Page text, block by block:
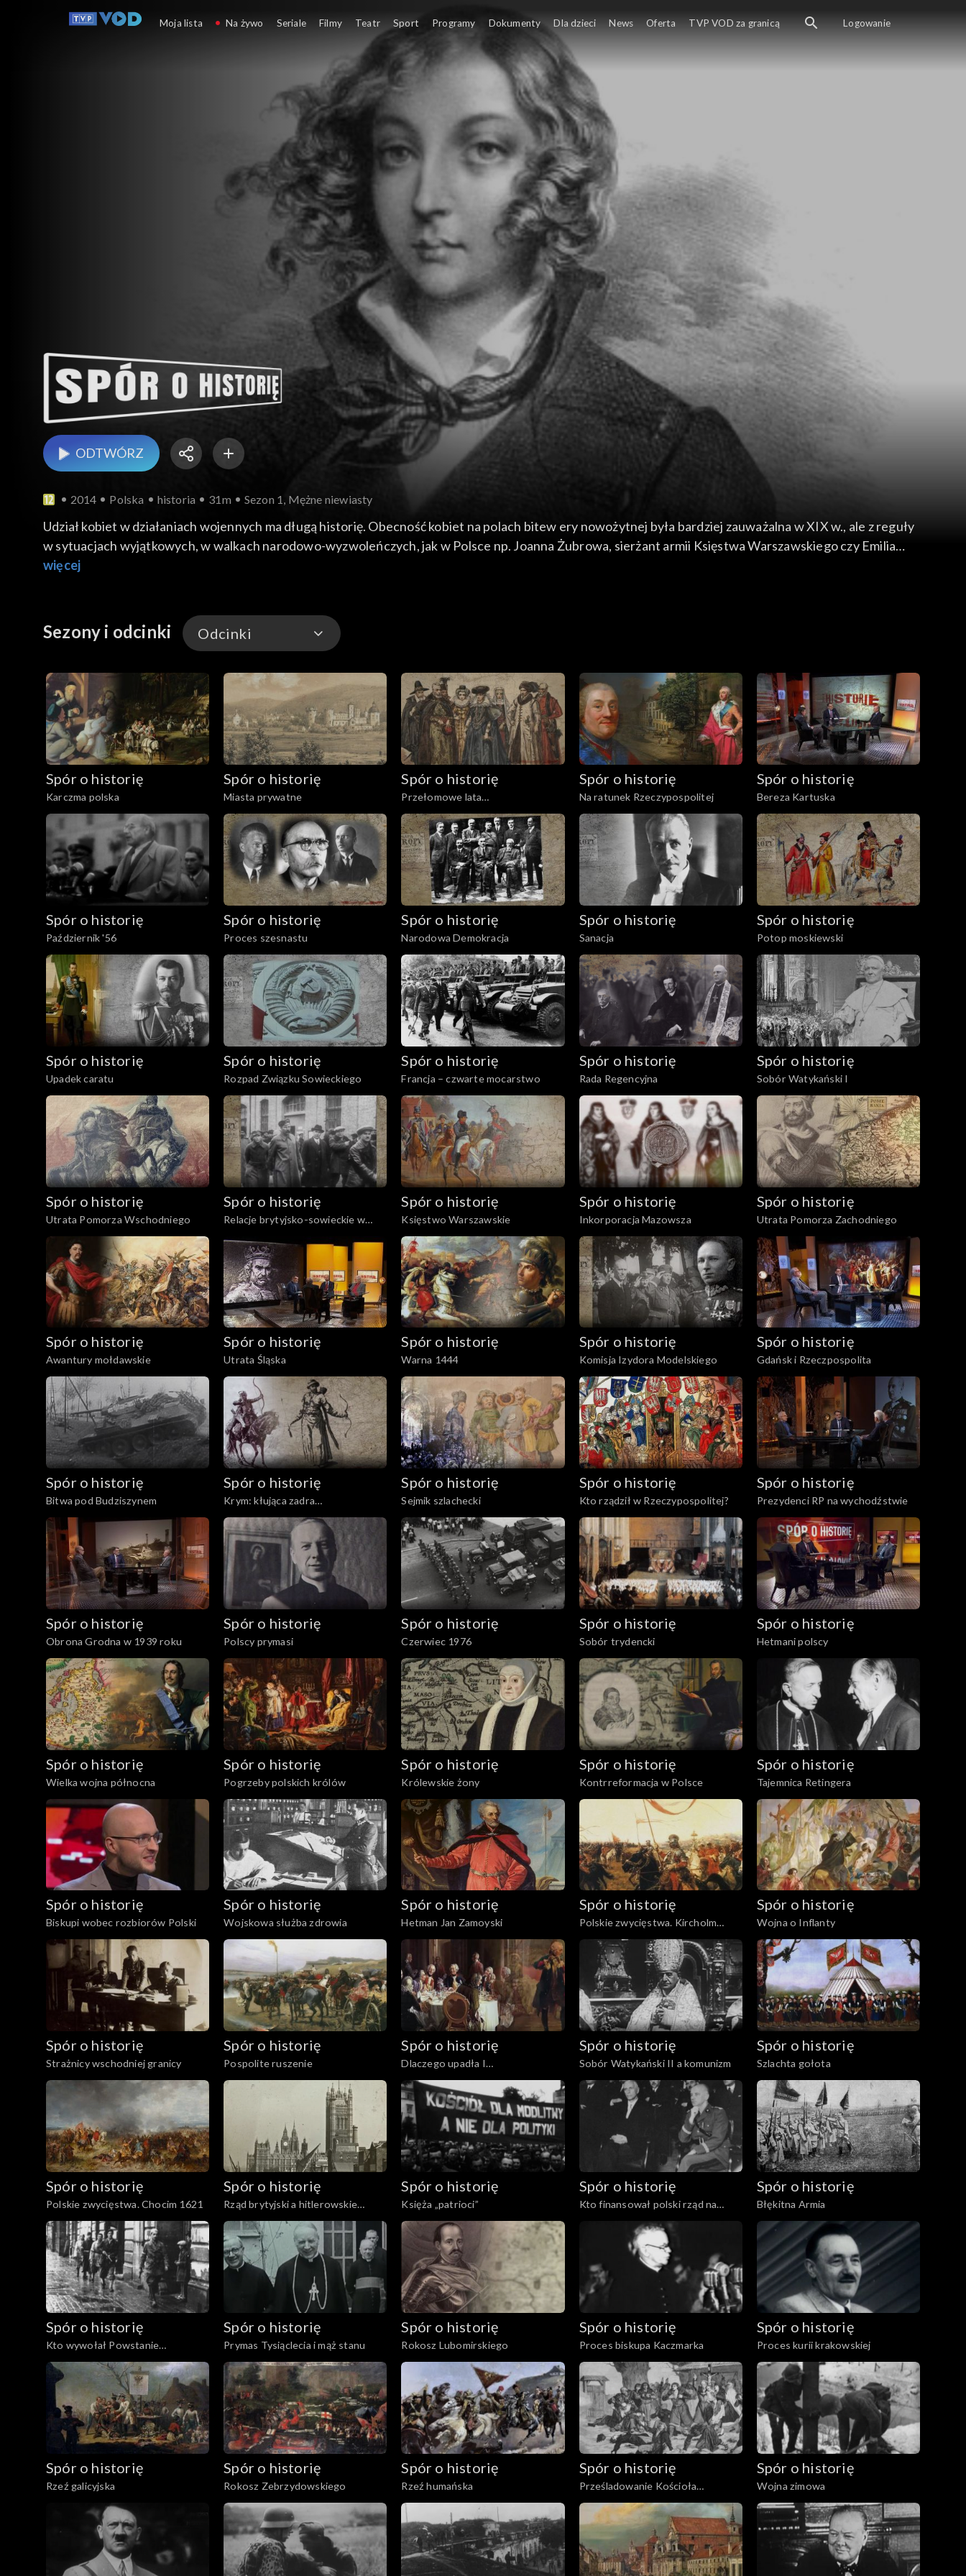
ODTWÓRZ
2014 Polska historia 31m Sezon 1, Mężne niewiasty
Udział kobiet w działaniach wojennych ma długą historię. Obecność kobiet na polach bitew ery nowożytnej była bardziej zauważalna w XIX w., ale z reguły
w sytuacjach wyjątkowych, w walkach narodowo-wyzwoleńczych, jak w Polsce np. Joanna Żubrowa, sierżant armii Księstwa Warszawskiego czy Emilia
Plater.
więcej
Sezony i odcinki Odcinki
Odcinki
Spór o historię
Karczma polska
Spór o historię
Miasta prywatne
Spór o historię
Przełomowe lata
Rzeczypospolitej
Spór o historię
Na ratunek Rzeczypospolitej
Spór o historię
Bereza Kartuska
Spór o historię
Październik '56
Spór o historię
Proces szesnastu
Spór o historię
Narodowa Demokracja
Spór o historię
Sanacja
Spór o historię
Potop moskiewski
Spór o historię
Upadek caratu
Spór o historię
Rozpad Związku Sowieckiego
Spór o historię
Francja – czwarte mocarstwo
Spór o historię
Rada Regencyjna
Spór o historię
Sobór Watykański I
Spór o historię
Utrata Pomorza Wschodniego
Spór o historię
Relacje brytyjsko-sowieckie w
Spór o historię
Księstwo Warszawskie
Spór o historię
Inkorporacja Mazowsza
Spór o historię
Utrata Pomorza Zachodniego
Spór o historię
Awantury mołdawskie
Spór o historię
Utrata Śląska
Spór o historię
Warna 1444
Spór o historię
Komisja Izydora Modelskiego
Spór o historię
Gdańsk i Rzeczpospolita
Spór o historię
Bitwa pod Budziszynem
Spór o historię
Krym: kłująca zadra
Rzeczypospolitej
Spór o historię
Sejmik szlachecki
Spór o historię
Kto rządził w Rzeczypospolitej?
Spór o historię
Prezydenci RP na wychodźstwie
Spór o historię
Obrona Grodna w 1939 roku
Spór o historię
Polscy prymasi
Spór o historię
Czerwiec 1976
Spór o historię
Sobór trydencki
Spór o historię
Hetmani polscy
Spór o historię
Wielka wojna północna
Spór o historię
Pogrzeby polskich królów
Spór o historię
Królewskie żony
Spór o historię
Kontrreformacja w Polsce
Spór o historię
Tajemnica Retingera
Spór o historię
Biskupi wobec rozbiorów Polski
Spór o historię
Wojskowa służba zdrowia
Spór o historię
Hetman Jan Zamoyski
Spór o historię
Polskie zwycięstwa. Kircholm
1605
Spór o historię
Wojna o Inflanty
Spór o historię
Strażnicy wschodniej granicy
Spór o historię
Pospolite ruszenie
Spór o historię
Dlaczego upadła I
Rzeczpospolita?
Spór o historię
Sobór Watykański II a komunizm
Spór o historię
Szlachta gołota
Spór o historię
Polskie zwycięstwa. Chocim 1621
Spór o historię
Rząd brytyjski a hitlerowskie
Niemcy
Spór o historię
Księża „patrioci”
Spór o historię
Kto finansował polski rząd na
uchodźstwie?
Spór o historię
Błękitna Armia
Spór o historię
Kto wywołał Powstanie
Warszawskie?
Spór o historię
Prymas Tysiąclecia i mąż stanu
Spór o historię
Rokosz Lubomirskiego
Spór o historię
Proces biskupa Kaczmarka
Spór o historię
Proces kurii krakowskiej
Spór o historię
Rzeź galicyjska
Spór o historię
Rokosz Zebrzydowskiego
Spór o historię
Rzeź humańska
Spór o historię
Prześladowanie Kościoła
katolickiego w zaborze rosyjskim
Spór o historię
Wojna zimowa
Moja lista Na żywo Seriale Filmy Teatr Sport Programy Dokumenty Dla dzieci News Oferta TVP VOD za granicą Logowanie